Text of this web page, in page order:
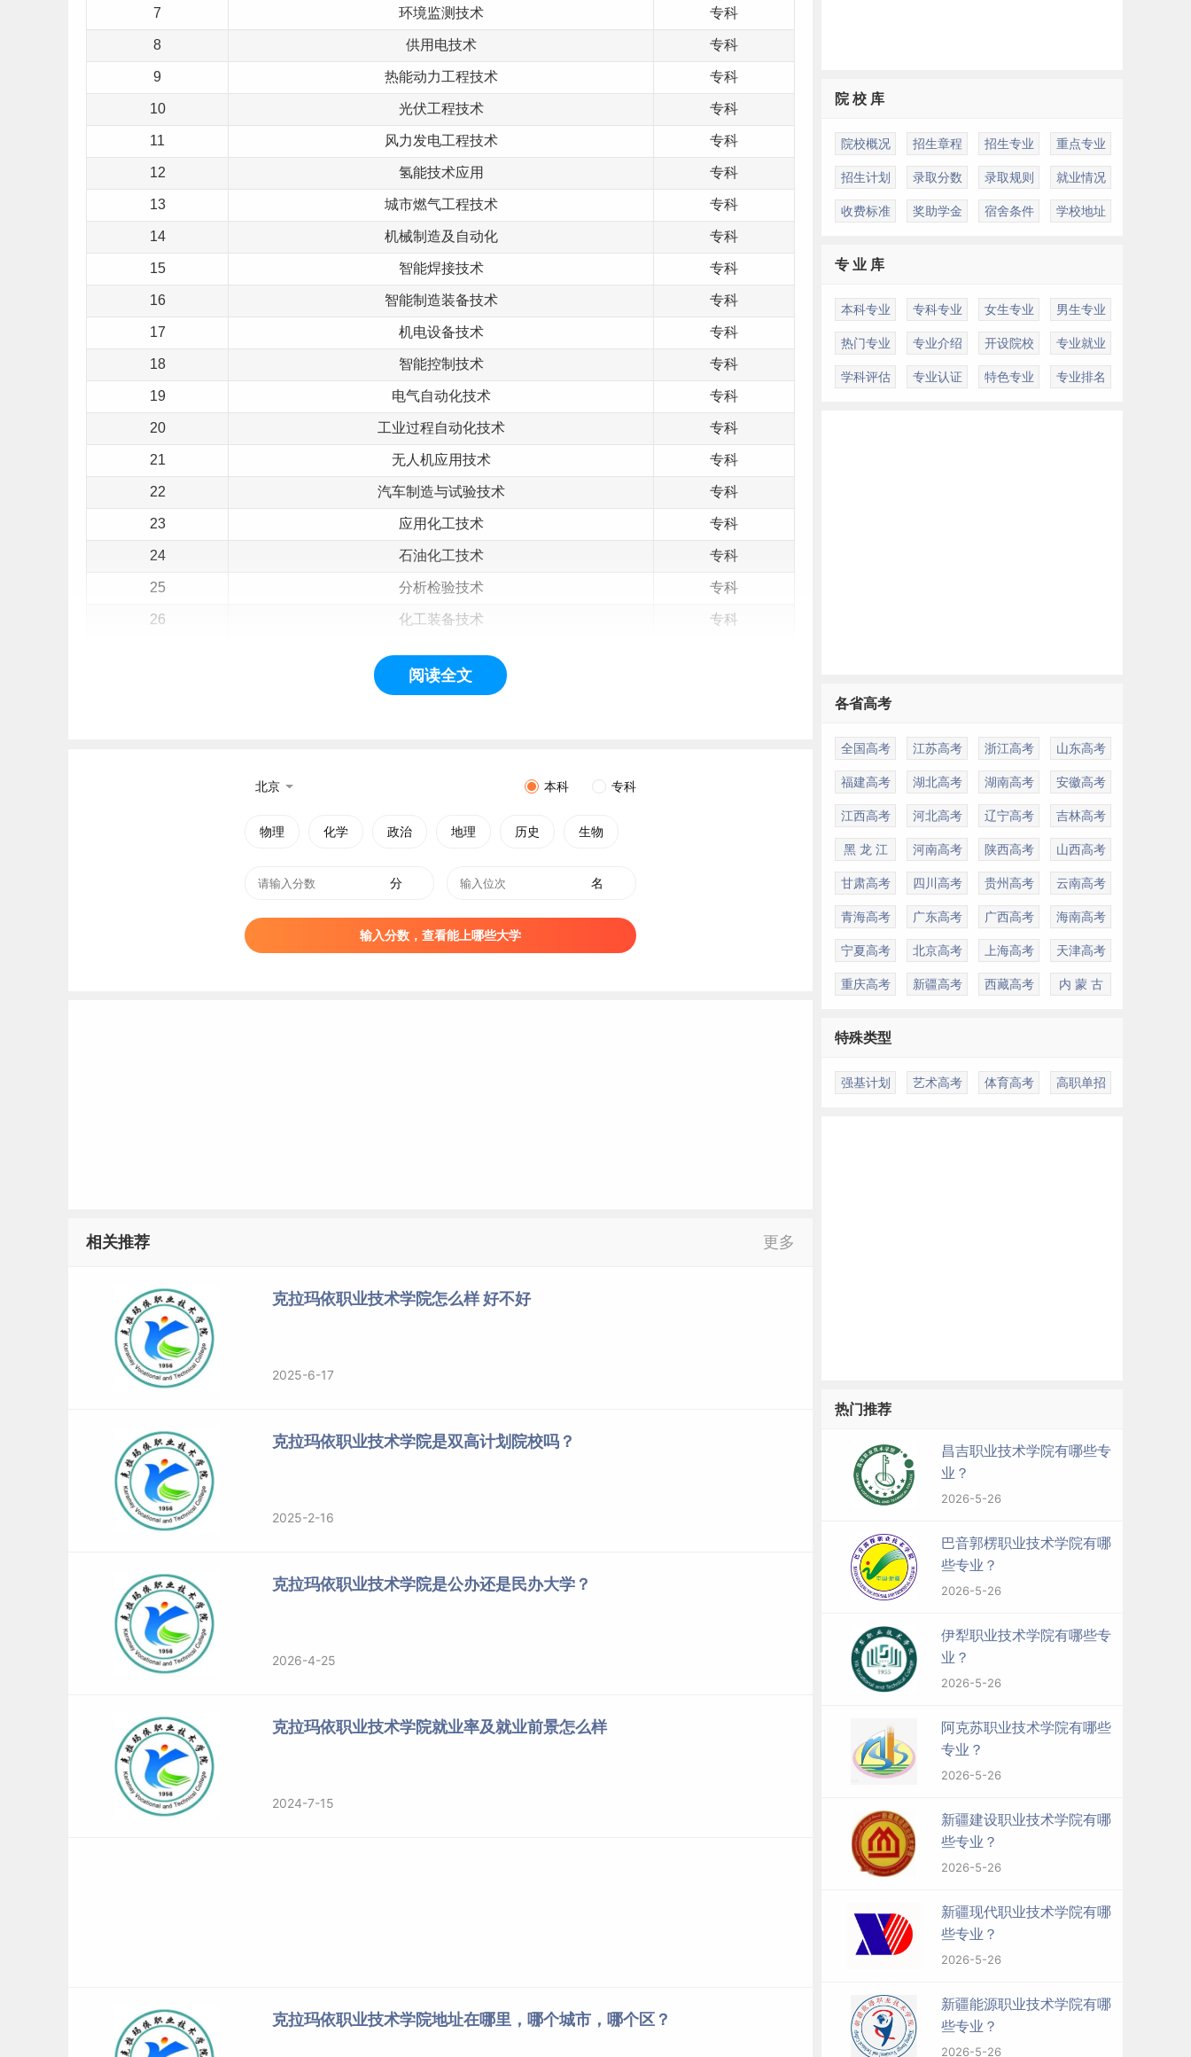
7 环境监测技术 专科
8 供用电技术 专科
9 热能动力工程技术 专科
10 光伏工程技术 专科
11 风力发电工程技术 专科
12 氢能技术应用 专科
13 城市燃气工程技术 专科
14 机械制造及自动化 专科
15 智能焊接技术 专科
16 智能制造装备技术 专科
17 机电设备技术 专科
18 智能控制技术 专科
19 电气自动化技术 专科
20 工业过程自动化技术 专科
21 无人机应用技术 专科
22 汽车制造与试验技术 专科
23 应用化工技术 专科
24 石油化工技术 专科
25 分析检验技术 专科
26 化工装备技术 专科
新能源汽车检测与维修技术
软件技术
数字媒体技术
云计算技术应用
等院校，位于
维吾尔自治区克拉玛依，学校为国家示范性高职院校、新疆石油石化职教园区理事长单位。
克拉玛依职业技术学院前身石油工业部乌鲁木齐石油学校始建于1956年。2000年，升格为高等职业技术学院，改
名为克拉玛依职业技术学院。2017年8月，学院入选为教育部第二批现代学徒制试点单位。
标签：克拉玛依职业技术学院
阅读全文
北京 本科 专科
物理 化学 政治 地理 历史 生物
分 名
输入分数，查看能上哪些大学
相关推荐 更多
克拉玛依职业技术学院怎么样 好不好
2025-6-17
克拉玛依职业技术学院是双高计划院校吗？
2025-2-16
克拉玛依职业技术学院是公办还是民办大学？
2026-4-25
克拉玛依职业技术学院就业率及就业前景怎么样
2024-7-15
克拉玛依职业技术学院地址在哪里，哪个城市，哪个区？
院 校 库
院校概况 招生章程 招生专业 重点专业
招生计划 录取分数 录取规则 就业情况
收费标准 奖助学金 宿舍条件 学校地址
专 业 库
本科专业 专科专业 女生专业 男生专业
热门专业 专业介绍 开设院校 专业就业
学科评估 专业认证 特色专业 专业排名
各省高考
全国高考 江苏高考 浙江高考 山东高考
福建高考 湖北高考 湖南高考 安徽高考
江西高考 河北高考 辽宁高考 吉林高考
黑 龙 江 河南高考 陕西高考 山西高考
甘肃高考 四川高考 贵州高考 云南高考
青海高考 广东高考 广西高考 海南高考
宁夏高考 北京高考 上海高考 天津高考
重庆高考 新疆高考 西藏高考 内 蒙 古
特殊类型
强基计划 艺术高考 体育高考 高职单招
热门推荐
昌吉职业技术学院有哪些专
业？
2026-5-26
巴音郭楞职业技术学院有哪
些专业？
2026-5-26
伊犁职业技术学院有哪些专
业？
2026-5-26
阿克苏职业技术学院有哪些
专业？
2026-5-26
新疆建设职业技术学院有哪
些专业？
2026-5-26
新疆现代职业技术学院有哪
些专业？
2026-5-26
新疆能源职业技术学院有哪
些专业？
2026-5-26